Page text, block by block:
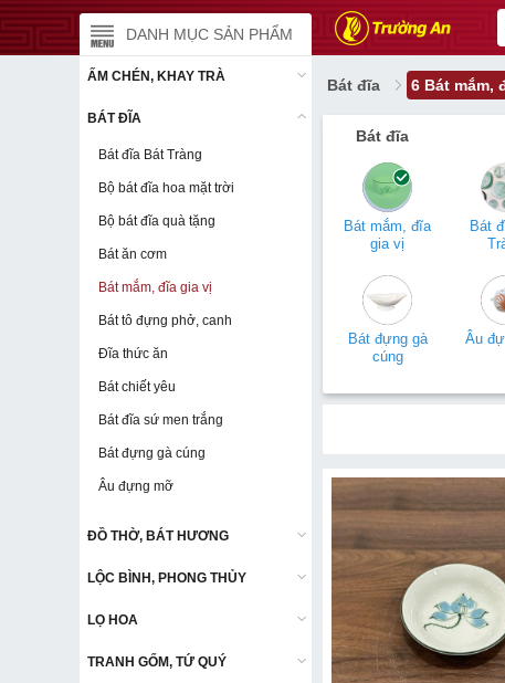
DANH MỤC SẢN PHẨM
ẤM CHÉN, KHAY TRÀ
BÁT ĐĨA
Bát đĩa Bát Tràng
Bộ bát đĩa hoa mặt trời
Bộ bát đĩa quà tặng
Bát ăn cơm
Bát mắm, đĩa gia vị
Bát tô đựng phở, canh
Đĩa thức ăn
Bát chiết yêu
Bát đĩa sứ men trắng
Bát đựng gà cúng
Âu đựng mỡ
ĐỒ THỜ, BÁT HƯƠNG
LỘC BÌNH, PHONG THỦY
LỌ HOA
TRANH GỐM, TỨ QUÝ
DANH MỤC SẢN PHẨM
ẤM CHÉN, KHAY TRÀ
BÁT ĐĨA
Bát đĩa Bát Tràng
Bộ bát đĩa hoa mặt trời
Bộ bát đĩa quà tặng
Bát ăn cơm
Bát mắm, đĩa gia vị
Bát tô đựng phở, canh
Đĩa thức ăn
Bát chiết yêu
Bát đĩa sứ men trắng
Bát đựng gà cúng
Âu đựng mỡ
ĐỒ THỜ, BÁT HƯƠNG
LỘC BÌNH, PHONG THỦY
LỌ HOA
TRANH GỐM, TỨ QUÝ
Bát đĩa 6 Bát mắm,
Bát đĩa
Bát mắm, đĩa
gia vị
Bát
Bát đựng gà
cúng
Âu